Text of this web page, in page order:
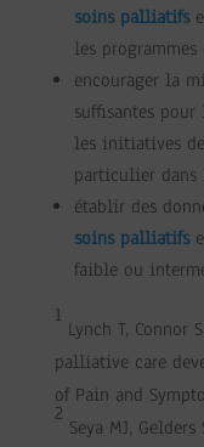
soins palliatifs
les programmes
encourager la
suffisantes pour
les initiatives
particulier dans
établir des
soins palliatifs
faible ou
1
Lynch T, Connor
palliative care
of Pain and
2
Seya MJ,